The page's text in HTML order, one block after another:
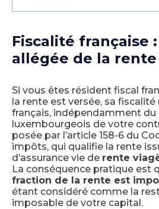
Fiscalité française
allégée de la
Si vous êtes résident fiscal
la rente est versée, sa
français, indépendamment du
luxembourgeois de votre
posée par l’article 158-6 du
impôts, qui qualifie la rente
d’assurance vie de rente
La conséquence pratique est
fraction de la rente est
étant considéré comme la
imposable de votre capital.